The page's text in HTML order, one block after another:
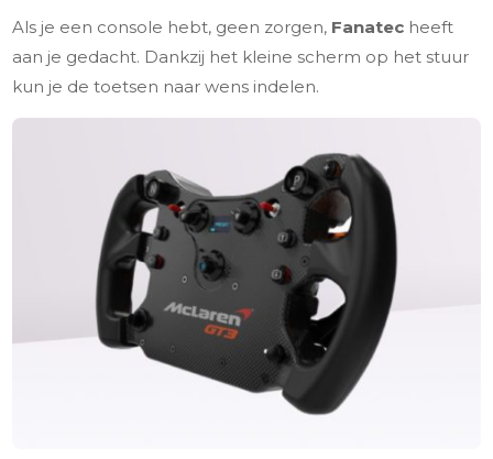
Als je een console hebt, geen zorgen, Fanatec heeft
aan je gedacht. Dankzij het kleine scherm op het stuur
kun je de toetsen naar wens indelen.